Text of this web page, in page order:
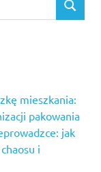
SEARCH
mieszkania:
pakowania
jak
i